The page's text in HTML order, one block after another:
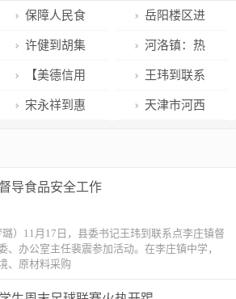
保障人民食
品健康，疾控
人“一锤定音”
病原体
岳阳楼区进
园区开展就业
社保联合服务
行动
许健到胡集
镇列席指导镇
党委会议
河洛镇：热
情服务 践行服
务宗旨
【美德信用
李沧】“倡树美
信用建设文艺
王玮到联系
点李庄镇督导
宋永祥到惠
议
天津市河西
导食品安全工作
）11月17日，县委书记王玮到联系点李庄镇督
、办公室主任裴震参加活动。在李庄镇中学，
、原材料采购